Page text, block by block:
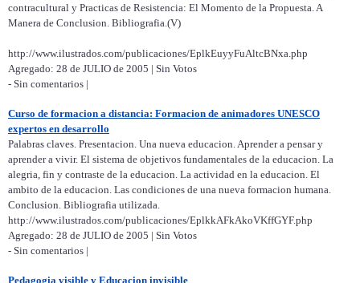
contracultural y Practicas de Resistencia: El Momento de la Propuesta. A
Manera de Conclusion. Bibliografia.(V)
http://www.ilustrados.com/publicaciones/EplkEuyyFuAltcBNxa.php
Agregado: 28 de JULIO de 2005 | Sin Votos
- Sin comentarios |
Curso de formacion a distancia: Formacion de animadores UNESCO
expertos en desarrollo
Palabras claves. Presentacion. Una nueva educacion. Aprender a pensar y
aprender a vivir. El sistema de objetivos fundamentales de la educacion. La
alegria, fin y contraste de la educacion. La actividad en la educacion. El
ambito de la educacion. Las condiciones de una nueva formacion humana.
Conclusion. Bibliografia utilizada.
http://www.ilustrados.com/publicaciones/EplkkAFkAkoVKffGYF.php
Agregado: 28 de JULIO de 2005 | Sin Votos
- Sin comentarios |
Pedagogia visible y Educacion invisible